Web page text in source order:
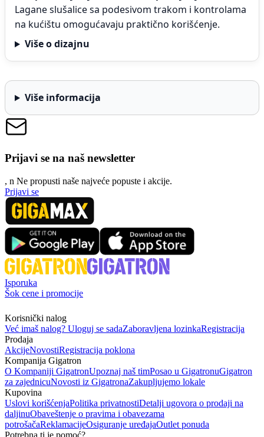
Lagane slušalice sa podesivom trakom i kontrolama
na kućištu omogućavaju praktično korišćenje.
Više o dizajnu
Više informacija
Prijavi se na naš newsletter
, n Ne propusti naše najveće popuste i akcije.
Prijavi se
Isporuka
Šok cene i promocije
Korisnički nalog
Već imaš nalog? Uloguj se sadaZaboravljena lozinkaRegistracija
Prodaja
AkcijeNovostiRegistracija poklona
Kompanija Gigatron
O Kompaniji GigatronUpoznaj naš timPosao u GigatronuGigatron
za zajednicuNovosti iz GigatronaZakupljujemo lokale
Kupovina
Uslovi korišćenjaPolitika privatnostiDetalji ugovora o prodaji na
daljinuObaveštenje o pravima i obavezama
potrošačaReklamacijeOsiguranje uređajaOutlet ponuda
Potrebna ti je pomoć?